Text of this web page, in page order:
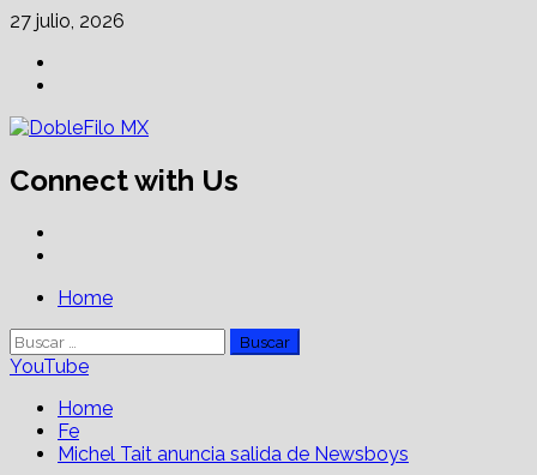
Skip
content
27 julio, 2026
Connect with Us
PrimaryHome
Buscar:
YouTube
Home
Fe
Michel Tait anuncia salida de Newsboys